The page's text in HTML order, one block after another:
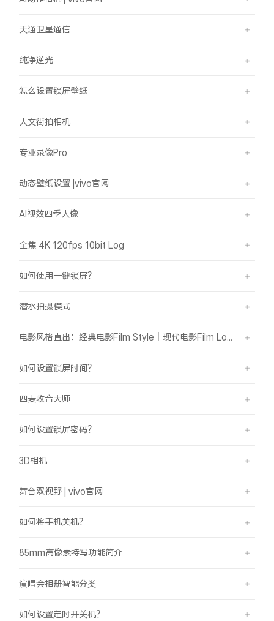
天通卫星通信
纯净逆光
怎么设置锁屏壁纸
人文街拍相机
专业录像Pro
动态壁纸设置 |vivo官网
AI视效四季人像
全焦 4K 120fps 10bit Log
如何使用一键锁屏？
潜水拍摄模式
电影风格直出：经典电影Film Style｜现代电影Film Look
如何设置锁屏时间？
四麦收音大师
如何设置锁屏密码？
3D相机
舞台双视野 | vivo官网
如何将手机关机？
85mm高像素特写功能简介
演唱会相册智能分类
如何设置定时开关机？